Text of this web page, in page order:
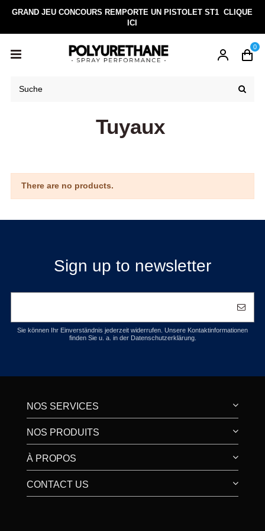
GRAND JEU CONCOURS REMPORTE UN PISTOLET ST1CLIQUE
ICI
0
Tuyaux
There are no products.
Sign up to newsletter
Sie können Ihr Einverständnis jederzeit widerrufen. Unsere Kontaktinformationen
finden Sie u. a. in der Datenschutzerklärung.
NOS SERVICES
NOS PRODUITS
À PROPOS
CONTACT US